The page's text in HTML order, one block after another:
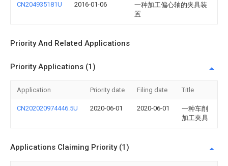
CN204935181U 2016-01-06
一种加工偏心轴的夹具装
置
Priority And Related Applications
Priority Applications (1)
Application Priority date Filing date Title
CN202020974446.5U 2020-06-01 2020-06-01
一种车削
加工夹具
Applications Claiming Priority (1)